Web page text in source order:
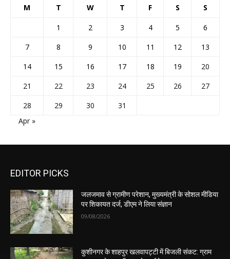
M T W T F S S
1 2 3 4 5
6
7
8 9 10 11 12
13
14
15 16 17 18 19
20
21
22 23 24 25 26
27
28
29 30
31
Apr »
EDITOR PICKS
जलजमाव से ग्रामीण परेशान, मुख्यमंत्री के सोशल मीडिया
पर शिकायत दर्ज, डीएम ने लिया संज्ञान
09/08/2026
कुशीनगर के शाहपुर खलवापट्टी में बिजली संकट: ग्राम